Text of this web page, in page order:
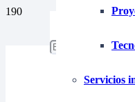
Servicios